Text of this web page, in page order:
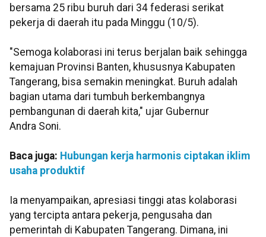
bersama 25 ribu buruh dari 34 federasi serikat
pekerja di daerah itu pada Minggu (10/5).
"Semoga kolaborasi ini terus berjalan baik sehingga
kemajuan Provinsi Banten, khususnya Kabupaten
Tangerang, bisa semakin meningkat. Buruh adalah
bagian utama dari tumbuh berkembangnya
pembangunan di daerah kita," ujar Gubernur
Andra Soni.
Baca juga: Hubungan kerja harmonis ciptakan iklim
usaha produktif
Ia menyampaikan, apresiasi tinggi atas kolaborasi
yang tercipta antara pekerja, pengusaha dan
pemerintah di Kabupaten Tangerang. Dimana, ini